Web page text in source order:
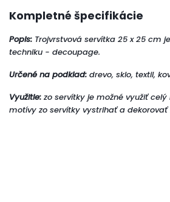
Kompletné špecifikácie
Popis: Trojvrstvová servítka 25 x 25 cm
techniku - decoupage.
Určené na podklad: drevo, sklo, textil,
Využitie: zo servítky je možné využiť
motívy zo servítky vystrihať a